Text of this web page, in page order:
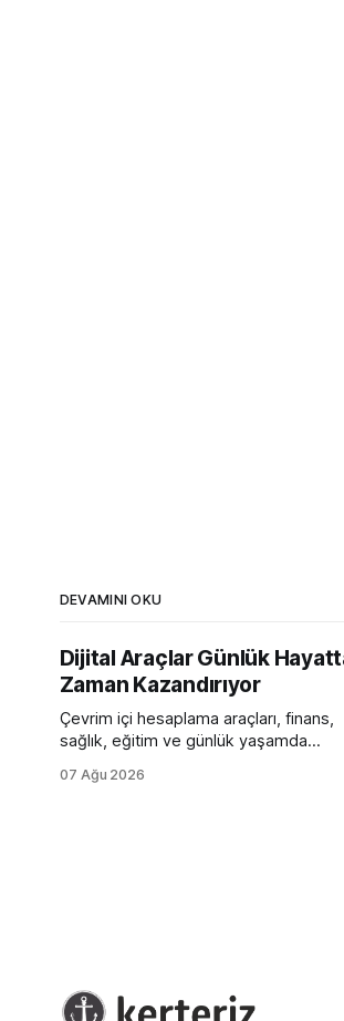
DEVAMINI OKU
Dijital Araçlar Günlük
Zaman Kazandırıyor
Çevrim içi hesaplama araçları, finans,
sağlık, eğitim ve günlük yaşamda
Dijital hesaplama platformlarının
07 Ağu 2026